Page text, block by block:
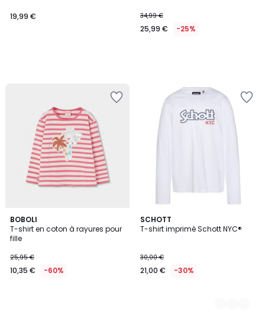
19,99 € 34,99 €
25,99 € -25%
BOBOLI
T-shirt en coton à rayures pour
fille
25,95 €
10,35 € -60%
SCHOTT
T-shirt imprimé Schott NYC®
30,00 €
21,00 € -30%
4
Couleurs